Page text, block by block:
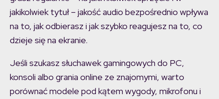
jakikolwiek tytuł – jakość audio bezpośrednio wpływa
na to, jak odbierasz i jak szybko reagujesz na to, co
dzieje się na ekranie.
Jeśli szukasz słuchawek gamingowych do PC,
konsoli albo grania online ze znajomymi, warto
porównać modele pod kątem wygody, mikrofonu i